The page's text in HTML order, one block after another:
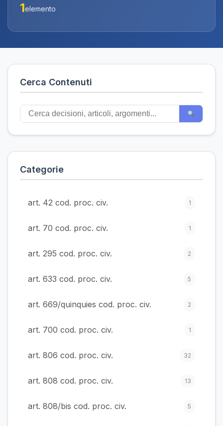
1elemento
Cerca Contenuti
Categorie
art. 42 cod. proc. civ. 1
art. 70 cod. proc. civ. 1
art. 295 cod. proc. civ. 2
art. 633 cod. proc. civ. 5
art. 669/quinquies cod. proc. civ. 2
art. 700 cod. proc. civ. 1
art. 806 cod. proc. civ. 32
art. 808 cod. proc. civ. 13
art. 808/bis cod. proc. civ. 5